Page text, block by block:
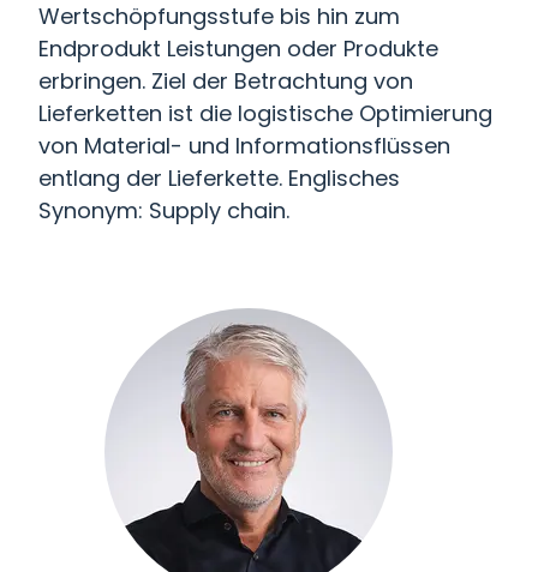
Wertschöpfungsstufe bis hin zum
Endprodukt Leistungen oder Produkte
erbringen. Ziel der Betrachtung von
Lieferketten ist die logistische Optimierung
von Material- und Informationsflüssen
entlang der Lieferkette. Englisches
Synonym: Supply chain.